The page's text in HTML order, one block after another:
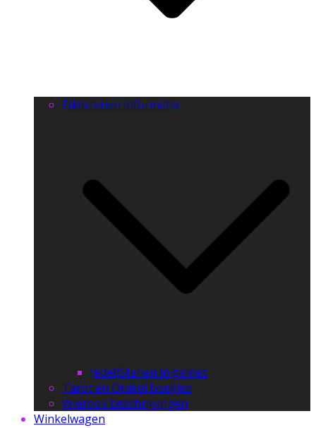
Edelstenen informatie
(edel)Stenen in games
Tarot en Orakel boekjes
Wierook beschrijvingen
Winkelwagen